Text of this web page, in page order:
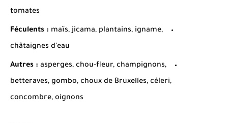
tomates
Féculents : maïs, jicama, plantains, igname,
châtaignes d'eau
Autres : asperges, chou-fleur, champignons,
betteraves, gombo, choux de Bruxelles, céleri,
concombre, oignons